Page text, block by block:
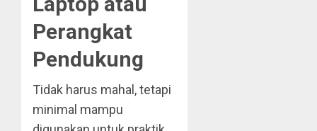
Perangkat
Pendukung
Tidak harus mahal, tetapi
minimal mampu